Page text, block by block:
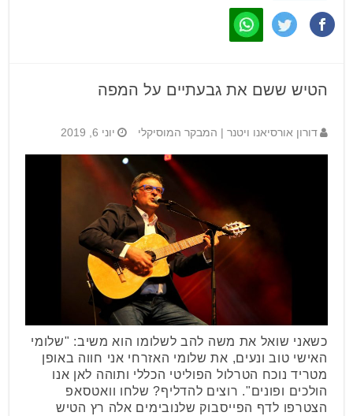
הטיש ששם את גבעתיים על המפה
דורון אורסיאנו ויטנר | המבקר המוסיקלי יוני 6, 2019
כשאני שואל את משה להב לשלומו הוא משיב: "שלומי
האישי טוב ונעים, את שלומי האזרחי אני חווה באופן
מטריד נוכח הטרלול הפוליטי הכללי ותוהה לאן אנו
הולכים ופונים". רוצים להדליף? שלחו וואטסאפ
הצטרפו לדף הפייסבוק שלנובימים אלה רץ הטיש